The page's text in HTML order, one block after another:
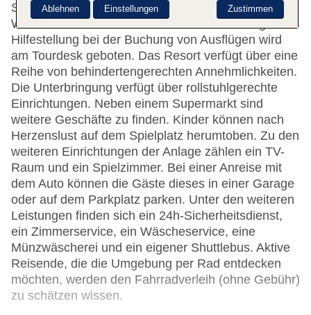
Safe, ein Geldautomat und ein Getränkeautomat.
WLAN ist in den öffentlichen Bereichen verfügbar.
Hilfestellung bei der Buchung von Ausflügen wird
am Tourdesk geboten. Das Resort verfügt über eine
Reihe von behindertengerechten Annehmlichkeiten.
Die Unterbringung verfügt über rollstuhlgerechte
Einrichtungen. Neben einem Supermarkt sind
weitere Geschäfte zu finden. Kinder können nach
Herzenslust auf dem Spielplatz herumtoben. Zu den
weiteren Einrichtungen der Anlage zählen ein TV-
Raum und ein Spielzimmer. Bei einer Anreise mit
dem Auto können die Gäste dieses in einer Garage
oder auf dem Parkplatz parken. Unter den weiteren
Leistungen finden sich ein 24h-Sicherheitsdienst,
ein Zimmerservice, ein Wäscheservice, eine
Münzwäscherei und ein eigener Shuttlebus. Aktive
Reisende, die die Umgebung per Rad entdecken
möchten, werden den Fahrradverleih (ohne Gebühr)
zu schätzen wissen.
Zustimmen
Ablehnen Einstellungen